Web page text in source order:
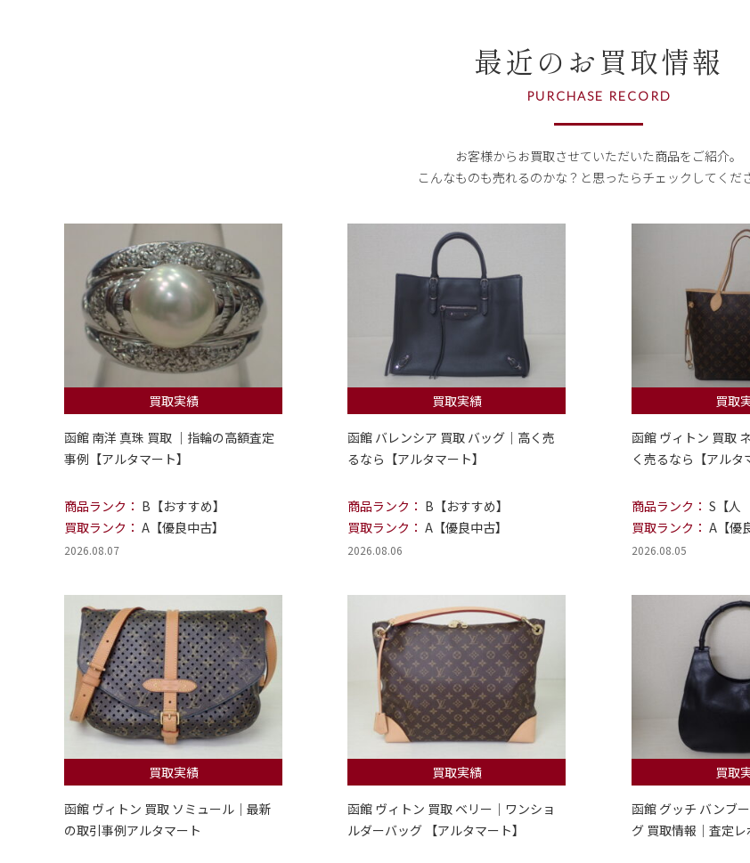
最近のお買取情報
PURCHASE RECORD
お客様からお買取させていただいた商品をご紹介。
こんなものも売れるのかな？ と思ったらチェックしてくだ
買取実績
函館 南洋 真珠 買取 ｜指輪の高額査定
事例【アルタマート】
商品ランク： B【おすすめ】
買取ランク： A【優良中古】
2026.08.07
買取実績
函館 バレンシア 買取 バッグ｜高く売
るなら【アルタマート】
商品ランク： B【おすすめ】
買取ランク： A【優良中古】
2026.08.06
買取
函館 ヴィトン 買取
く売るなら【アルタ
商品ランク： S【
買取ランク： A【優
2026.08.05
買取実績
函館 ヴィトン 買取 ソミュール｜最新
の取引事例アルタマート
買取実績
函館 ヴィトン 買取 ベリー｜ワンショ
ルダーバッグ 【アルタマート】
買取
函館 グッチ バンブ
グ 買取情報｜査定レ